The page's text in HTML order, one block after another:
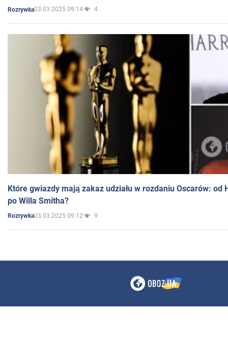
Rozrywka03.03.2025 09:14 4
Które gwiazdy mają zakaz udziału w rozdaniu Oscarów: od
po Willa Smitha?
Rozrywka03.03.2025 09:12 9